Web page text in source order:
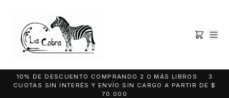
10% DE DESCUENTO COMPRANDO 2 O MÁS LIBROS · 3
CUOTAS SIN INTERÉS Y ENVÍO SIN CARGO A PARTIR DE $
70.000